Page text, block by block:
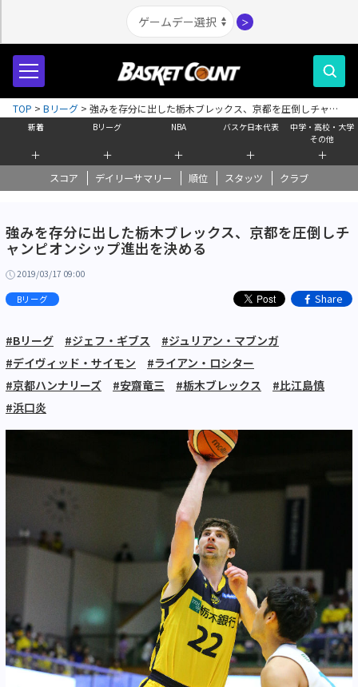
＞
新着
＋
Bリーグ
＋
NBA
＋
バスケ日本代表
＋
中学・高校・大学
その他
＋
スコア デイリーサマリー 順位 スタッツ クラブ
TOP > Bリーグ > 強みを存分に出した栃木ブレックス、京都を圧倒しチャン
ピオンシップ進出を決める
強みを存分に出した栃木ブレックス、京都を圧倒しチ
ャンピオンシップ進出を決める
2019/03/17 09:00
Bリーグ Share
#Bリーグ #ジェフ・ギブス
#ジュリアン・マブンガ
#デイヴィッド・サイモン
#ライアン・ロシター
#京都ハンナリーズ
#安齋竜三 #栃木ブレックス
#比江島慎
#浜口炎